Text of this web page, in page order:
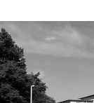
Lediga
lokaler
Hägersten